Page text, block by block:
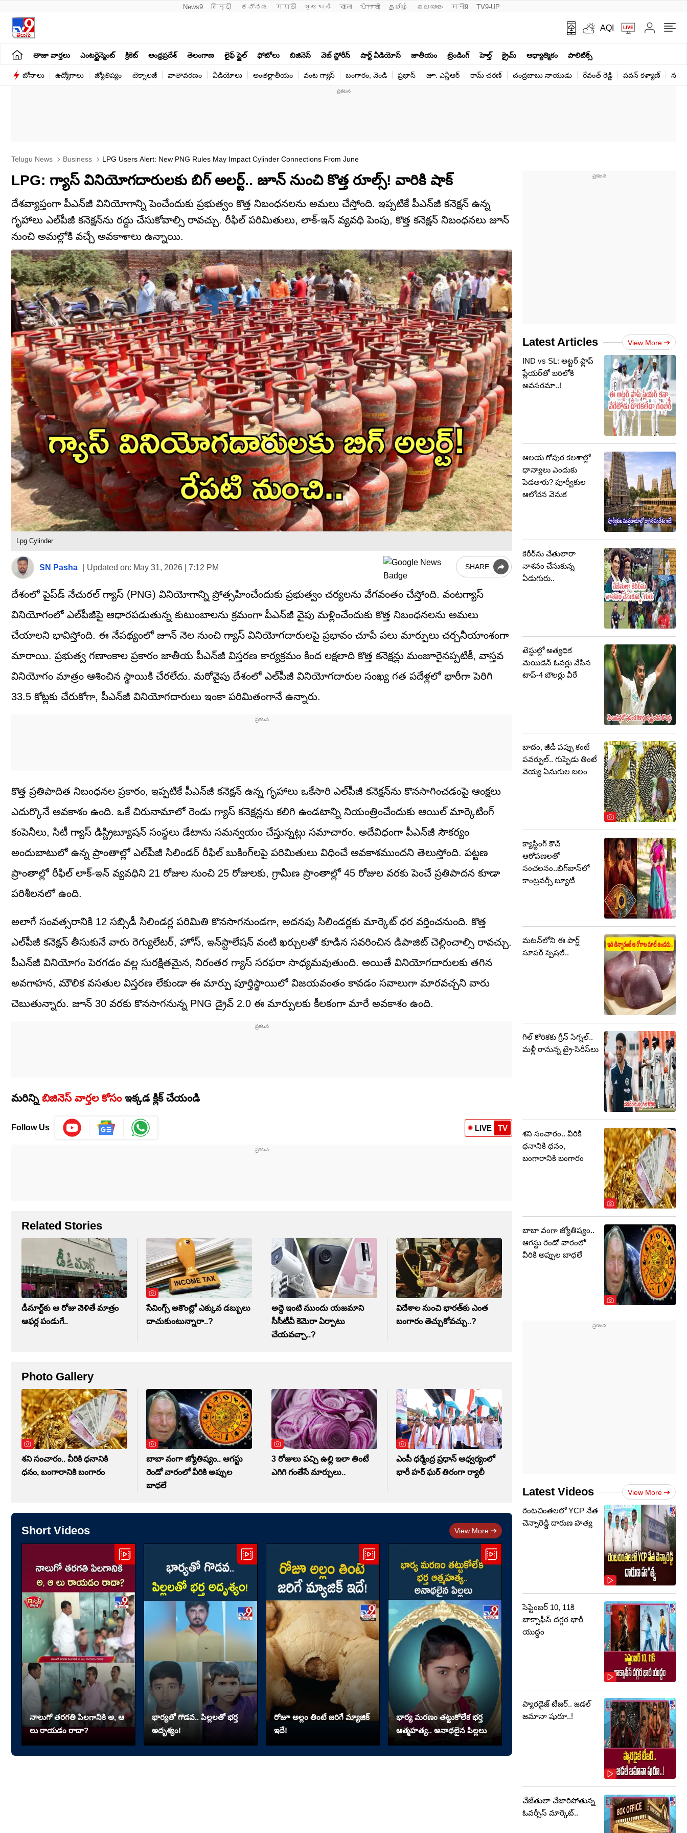
News9 हिन्दी ಕನ್ನಡ मराठी ગુજરાતી বাংলা ਪੰਜਾਬੀ தமிழ் മലയാളം मनी9 TV9-UP
AQI
తాజా వార్తలు ఎంటర్టైన్మెంట్ క్రికెట్ ఆంధ్రప్రదేశ్ తెలంగాణ లైఫ్ స్టైల్ ఫోటోలు బిజినెస్ వెబ్ స్టోరీస్ షార్ట్ వీడియోస్ జాతీయం ట్రెండింగ్ హెల్త్‌ క్రైమ్ ఆధ్యాత్మికం పాలిటిక్స్‌
బోనాలు ఉద్యోగాలు జ్యోతిష్యం టెక్నాలజీ వాతావరణం వీడియోలు అంతర్జాతీయం వంట గ్యాస్ బంగారం, వెండి ప్రభాస్ జూ. ఎన్టీఆర్ రామ్ చ‌ర‌ణ్‌ చంద్రబాబు నాయుడు రేవంత్ రెడ్డి పవన్ కళ్యాణ్
Telugu News Business LPG Users Alert: New PNG Rules May Impact Cylinder Connections From June
LPG: గ్యాస్‌ వినియోగదారులకు బిగ్‌ అలర్ట్‌.. జూన్‌ నుంచి కొత్త రూల్స్‌! వారికి షాక్‌
దేశవ్యాప్తంగా పీఎన్‌జీ వినియోగాన్ని పెంచేందుకు ప్రభుత్వం కొత్త నిబంధనలను అమలు చేస్తోంది. ఇప్పటికే పీఎన్‌జీ కనెక్షన్ ఉన్న
గృహాలు ఎల్‌పీజీ కనెక్షన్‌ను రద్దు చేసుకోవాల్సి రావచ్చు. రీఫిల్ పరిమితులు, లాక్-ఇన్ వ్యవధి పెంపు, కొత్త కనెక్షన్ నిబంధనలు జూన్
నుంచి అమల్లోకి వచ్చే అవకాశాలు ఉన్నాయి.
Lpg Cylinder
SN Pasha Updated on: May 31, 2026 | 7:12 PM SHARE
దేశంలో పైప్‌డ్‌ నేచురల్‌ గ్యాస్‌ (PNG) వినియోగాన్ని ప్రోత్సహించేందుకు ప్రభుత్వం చర్యలను వేగవంతం చేస్తోంది. వంటగ్యాస్‌
వినియోగంలో ఎల్‌పీజీపై ఆధారపడుతున్న కుటుంబాలను క్రమంగా పీఎన్‌జీ వైపు మళ్లించేందుకు కొత్త నిబంధనలను అమలు
చేయాలని భావిస్తోంది. ఈ నేపథ్యంలో జూన్‌ నెల నుంచి గ్యాస్‌ వినియోగదారులపై ప్రభావం చూపే పలు మార్పులు చర్చనీయాంశంగా
మారాయి. ప్రభుత్వ గణాంకాల ప్రకారం జాతీయ పీఎన్‌జీ విస్తరణ కార్యక్రమం కింద లక్షలాది కొత్త కనెక్షన్లు మంజూరైనప్పటికీ, వాస్తవ
వినియోగం మాత్రం ఆశించిన స్థాయికి చేరలేదు. మరోవైపు దేశంలో ఎల్‌పీజీ వినియోగదారుల సంఖ్య గత పదేళ్లలో భారీగా పెరిగి
33.5 కోట్లకు చేరుకోగా, పీఎన్‌జీ వినియోగదారులు ఇంకా పరిమితంగానే ఉన్నారు.
కొత్త ప్రతిపాదిత నిబంధనల ప్రకారం, ఇప్పటికే పీఎన్‌జీ కనెక్షన్‌ ఉన్న గృహాలు ఒకేసారి ఎల్‌పీజీ కనెక్షన్‌ను కొనసాగించడంపై ఆంక్షలు
ఎదుర్కొనే అవకాశం ఉంది. ఒకే చిరునామాలో రెండు గ్యాస్‌ కనెక్షన్లను కలిగి ఉండటాన్ని నియంత్రించేందుకు ఆయిల్‌ మార్కెటింగ్‌
కంపెనీలు, సిటీ గ్యాస్‌ డిస్ట్రిబ్యూషన్‌ సంస్థలు డేటాను సమన్వయం చేస్తున్నట్లు సమాచారం. అదేవిధంగా పీఎన్‌జీ సౌకర్యం
అందుబాటులో ఉన్న ప్రాంతాల్లో ఎల్‌పీజీ సిలిండర్‌ రీఫిల్‌ బుకింగ్‌లపై పరిమితులు విధించే అవకాశముందని తెలుస్తోంది. పట్టణ
ప్రాంతాల్లో రీఫిల్‌ లాక్‌-ఇన్‌ వ్యవధిని 21 రోజుల నుంచి 25 రోజులకు, గ్రామీణ ప్రాంతాల్లో 45 రోజుల వరకు పెంచే ప్రతిపాదన కూడా
పరిశీలనలో ఉంది.
అలాగే సంవత్సరానికి 12 సబ్సిడీ సిలిండర్ల పరిమితి కొనసాగనుండగా, అదనపు సిలిండర్లకు మార్కెట్‌ ధర వర్తించనుంది. కొత్త
ఎల్‌పీజీ కనెక్షన్‌ తీసుకునే వారు రెగ్యులేటర్‌, హోస్‌, ఇన్‌స్టాలేషన్‌ వంటి ఖర్చులతో కూడిన సవరించిన డిపాజిట్‌ చెల్లించాల్సి రావచ్చు.
పీఎన్‌జీ వినియోగం పెరగడం వల్ల సురక్షితమైన, నిరంతర గ్యాస్‌ సరఫరా సాధ్యమవుతుంది. అయితే వినియోగదారులకు తగిన
అవగాహన, మౌలిక వసతుల విస్తరణ లేకుండా ఈ మార్పు పూర్తిస్థాయిలో విజయవంతం కావడం సవాలుగా మారవచ్చని వారు
చెబుతున్నారు. జూన్‌ 30 వరకు కొనసాగనున్న PNG డ్రైవ్‌ 2.0 ఈ మార్పులకు కీలకంగా మారే అవకాశం ఉంది.
మరిన్ని బిజినెస్‌ వార్తల కోసంఇక్కడ క్లిక్‌ చేయండి
Follow Us LIVE TV
Related Stories
డీమార్ట్‌కు ఆ రోజు వెళితే మాత్రం
ఆఫర్ల పండుగే..
సేవింగ్స్ అకౌంట్లో ఎక్కువ డబ్బులు
దాచుకుంటున్నారా..?
అద్దె ఇంటి ముందు యజమాని
సీసీటీవీ కెమెరా ఏర్పాటు
చేయవచ్చా..?
విదేశాల నుంచి భారత్‌కు ఎంత
బంగారం తెచ్చుకోవచ్చు..?
Photo Gallery
శని సంచారం.. వీరికి ధనానికి
ధనం, బంగారానికి బంగారం
బాబా వంగా జ్యోతిష్యం.. ఆగస్టు
రెండో వారంలో వీరికి అప్పుల
బాధలే
3 రోజులు పచ్చి ఉల్లి ఇలా తింటే
ఎగిగి గంతేసే మార్పులు..
ఎంపీ ధర్మేంద్ర ప్రధాన్ ఆధ్వర్యంలో
భారీ హర్ ఘర్ తిరంగా ర్యాలీ
Short Videos View More
నాలుగో త‌ర‌గతి పిలగానికి అ, ఆ
లు రాయ‌డం రాదా?
భార్యతో గొడవ.. పిల్లలతో భర్త
అదృశ్యం!
రోజూ అల్లం తింటే జరిగే మ్యాజిక్
ఇదే!
భార్య మరణం తట్టుకోలేక భర్త
ఆత్మహత్య.. అనాథలైన పిల్లలు
Latest Articles View More
IND vs SL: అట్టర్ ఫ్లాప్
ప్లేయర్‌తో బరిలోకి
అవసరమా..!
ఆలయ గోపుర కలశాల్లో
ధాన్యాలు ఎందుకు
పెడతారు? పూర్వీకుల
ఆలోచన వెనుక
కెరీర్‌ను చేతులారా
నాశనం చేసుకున్న
ఏడుగురు..
టెస్టుల్లో అత్యధిక
మెయిడెన్ ఓవర్లు వేసిన
టాప్-4 బౌలర్లు వీరే
బాదం, జీడీ పప్పు కంటే
పవర్ఫుల్.. గుప్పెడు తింటే
వెయ్య ఏనుగుల బలం
క్యాస్టింగ్ కౌచ్
ఆరోపణలతో
సంచలనం..బిగ్‌బాస్‌లో
కాంట్రవర్సీ బ్యూటీ
మటన్‌లోని ఈ పార్ట్
సూపర్ స్పెషల్..
గిల్ కోరికకు గ్రీన్ సిగ్నల్..
మళ్లీ రానున్న ట్రై-సిరీస్‌లు
శని సంచారం.. వీరికి
ధనానికి ధనం,
బంగారానికి బంగారం
బాబా వంగా జ్యోతిష్యం..
ఆగస్టు రెండో వారంలో
వీరికి అప్పుల బాధలే
Latest Videos View More
రెంటచింతలలో YCP నేత
చెన్నారెడ్డి దారుణ హత్య
సెప్టెంబర్‌ 10, 11కి
బాక్సాఫీస్ దగ్గర భారీ
యుద్ధం
ప్యారడైజ్ టీజర్.. జడల్
జమానా షురూ..!
చేజేతులా చేజారిపోతున్న
ఓవర్సీస్ మార్కెట్..